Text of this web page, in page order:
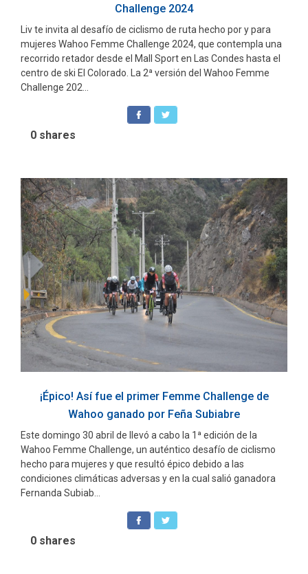
Challenge 2024
Liv te invita al desafío de ciclismo de ruta hecho por y para
mujeres Wahoo Femme Challenge 2024, que contempla una
recorrido retador desde el Mall Sport en Las Condes hasta el
centro de ski El Colorado. La 2ª versión del Wahoo Femme
Challenge 202...
0 shares
¡Épico! Así fue el primer Femme Challenge de
Wahoo ganado por Feña Subiabre
Este domingo 30 abril de llevó a cabo la 1ª edición de la
Wahoo Femme Challenge, un auténtico desafío de ciclismo
hecho para mujeres y que resultó épico debido a las
condiciones climáticas adversas y en la cual salió ganadora
Fernanda Subiab...
0 shares